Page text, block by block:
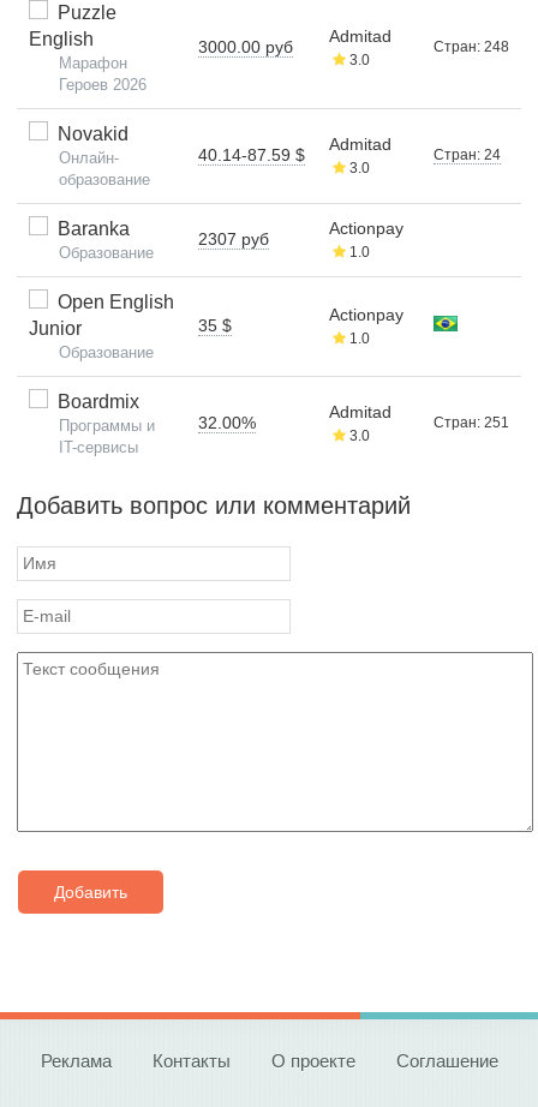
Puzzle
English
Марафон
Героев 2026
3000.00 руб
Admitad
3.0
Стран: 248
Novakid
Онлайн-
образование
40.14-87.59 $
Admitad
3.0
Стран: 24
Baranka
Образование
2307 руб
Actionpay
1.0
Open English
Junior
Образование
35 $
Actionpay
1.0
Boardmix
Программы и
IT-сервисы
32.00%
Admitad
3.0
Стран: 251
Добавить вопрос или комментарий
Добавить
Реклама Контакты О проекте Соглашение